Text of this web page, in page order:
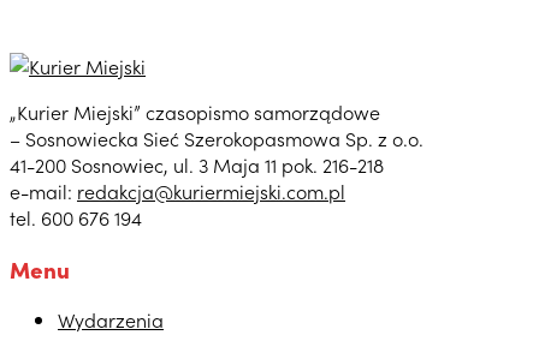
„Kurier Miejski” czasopismo samorządowe
– Sosnowiecka Sieć Szerokopasmowa Sp. z o.o.
41-200 Sosnowiec, ul. 3 Maja 11 pok. 216-218
e-mail: redakcja@kuriermiejski.com.pl
tel. 600 676 194
Menu
Wydarzenia